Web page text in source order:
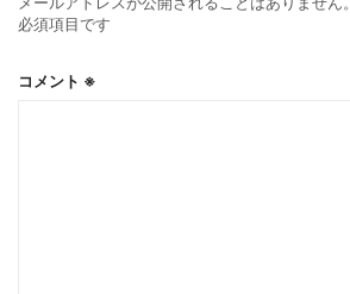
必須項目です
コメント ※